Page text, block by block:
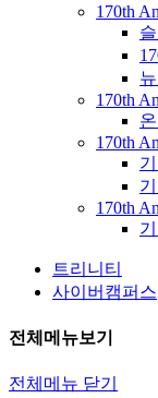
170th
170th
170th
170th
트리니티
사이버캠퍼스
전체메뉴보기
전체메뉴 닫기